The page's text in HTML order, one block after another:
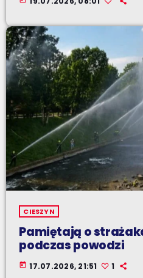
CIESZYN
Pamiętają o
podczas powodzi
today 17.07.2026, 21:51 1